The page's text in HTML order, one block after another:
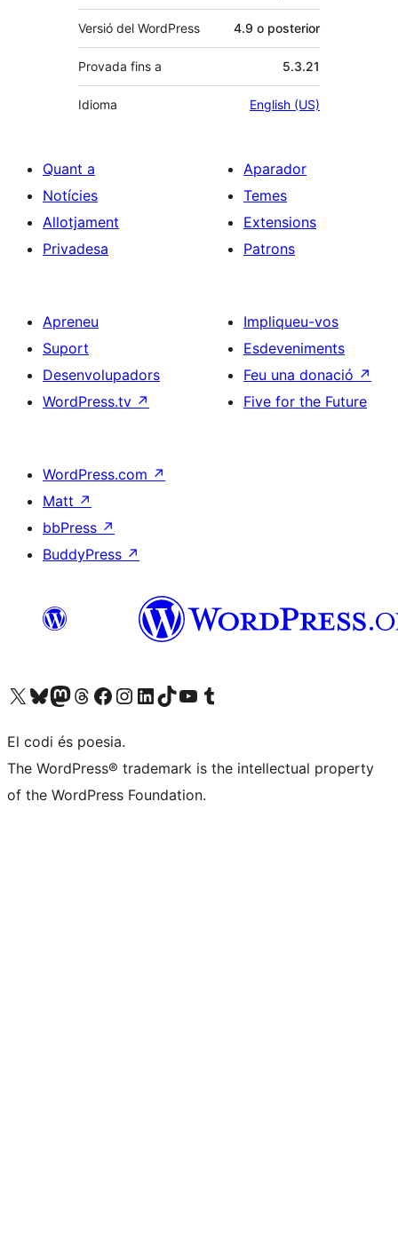
Versió del WordPress 4.9 o posterior
Provada fins a 5.3.21
Idioma English (US)
Quant a
Notícies
Allotjament
Privadesa
Aparador
Temes
Extensions
Patrons
Apreneu
Suport
Desenvolupadors
WordPress.tv ↗
Impliqueu-vos
Esdeveniments
Feu una donació ↗
Five for the Future
WordPress.com ↗
Matt ↗
bbPress ↗
BuddyPress ↗
Visiteu el nostre compte X (abans Twitter)
Visiteu el nostre compte de Bluesky
Visiteu el nostre compte al Mastodon
Visiteu el nostre compte de Threads
Visiteu la nostra pàgina al Facebook
Visiteu el nostre compte d'Instagram
Visiteu el nostre compte de LinkedIn
Visiteu el nostre compte de TikTok
Visiteu el nostre canal al YouTube
Visiteu el nostre compte de Tumblr
El codi és poesia.
The WordPress® trademark is the intellectual property
of the WordPress Foundation.